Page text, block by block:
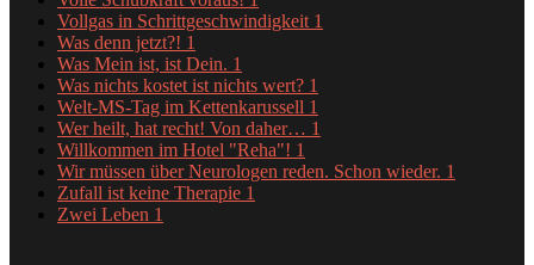
Vollgas in Schrittgeschwindigkeit 1
Was denn jetzt?! 1
Was Mein ist, ist Dein. 1
Was nichts kostet ist nichts wert? 1
Welt-MS-Tag im Kettenkarussell 1
Wer heilt, hat recht! Von daher… 1
Willkommen im Hotel "Reha"! 1
Wir müssen über Neurologen reden. Schon wieder. 1
Zufall ist keine Therapie 1
Zwei Leben 1